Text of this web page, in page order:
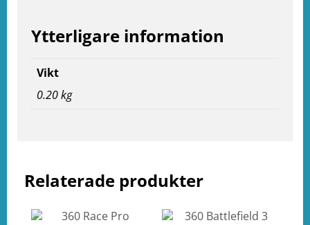
Relaterade produkter
Ytterligare information
Vikt
0.20 kg